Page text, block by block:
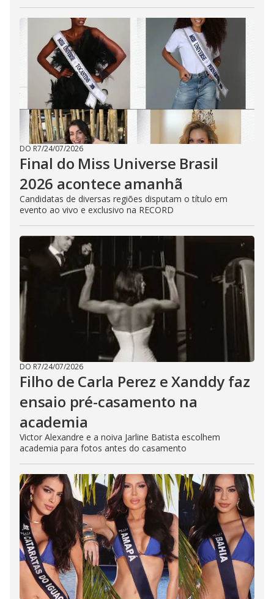
DO R7/24/07/2026
Final do Miss Universe Brasil
2026 acontece amanhã
Candidatas de diversas regiões disputam o título em
evento ao vivo e exclusivo na RECORD
DO R7/24/07/2026
Filho de Carla Perez e Xanddy faz
ensaio pré-casamento na
academia
Victor Alexandre e a noiva Jarline Batista escolhem
academia para fotos antes do casamento